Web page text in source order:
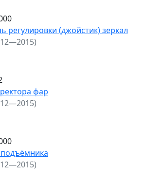
регулировки (джойстик) зеркал
фар